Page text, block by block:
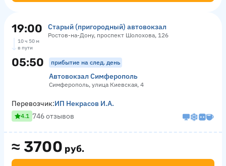
19:00 Старый (пригородный) автовокзал
Ростов-на-Дону, проспект Шолохова, 126
10 ч 50 м
в пути
05:50 прибытие на след. день
Автовокзал Симферополь
Симферополь, улица Киевская, 4
≈ 3700 руб.
Перевозчик:ИП Некрасов И.А.
4.1 746 отзывов